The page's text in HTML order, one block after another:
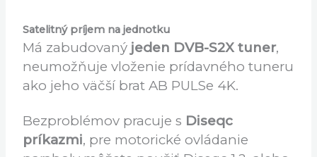
je o veľkosti 1GB (DDR4)
výstup sa stará grafický čipGPU Mali-
450.
Má zabudovanýjeden DVB-S2X tuner
neumožňuje vloženie prídavného tuneru